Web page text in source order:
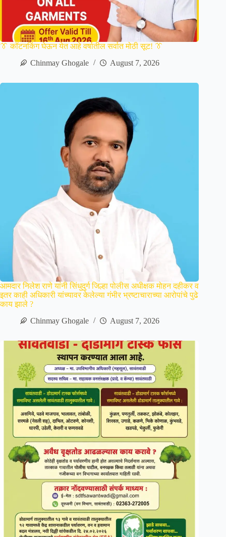
👔 कॉटनकिंग घेऊन येत आहे वर्षातील सर्वात मोठी सूट! 👔
Chinmay Ghogale
August 7, 2026
आमदार निलेश राणे यांनी सिंधुदुर्ग जिल्हा पोलीस अधीक्षक मोहन दहीकर व
इतर काही अधिकारी यांच्यावर केलेल्या गंभीर भ्रष्टाचाराच्या आरोपांचे पुढे
काय झाले ?
Chinmay Ghogale
August 7, 2026